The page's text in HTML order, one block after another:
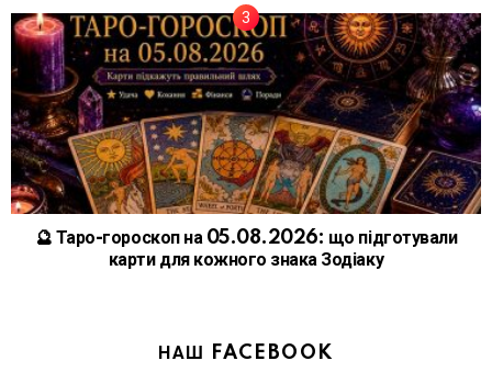
🔮 Таро-гороскоп на 05.08.2026: що підготували
карти для кожного знака Зодіаку
НАШ FACEBOOK